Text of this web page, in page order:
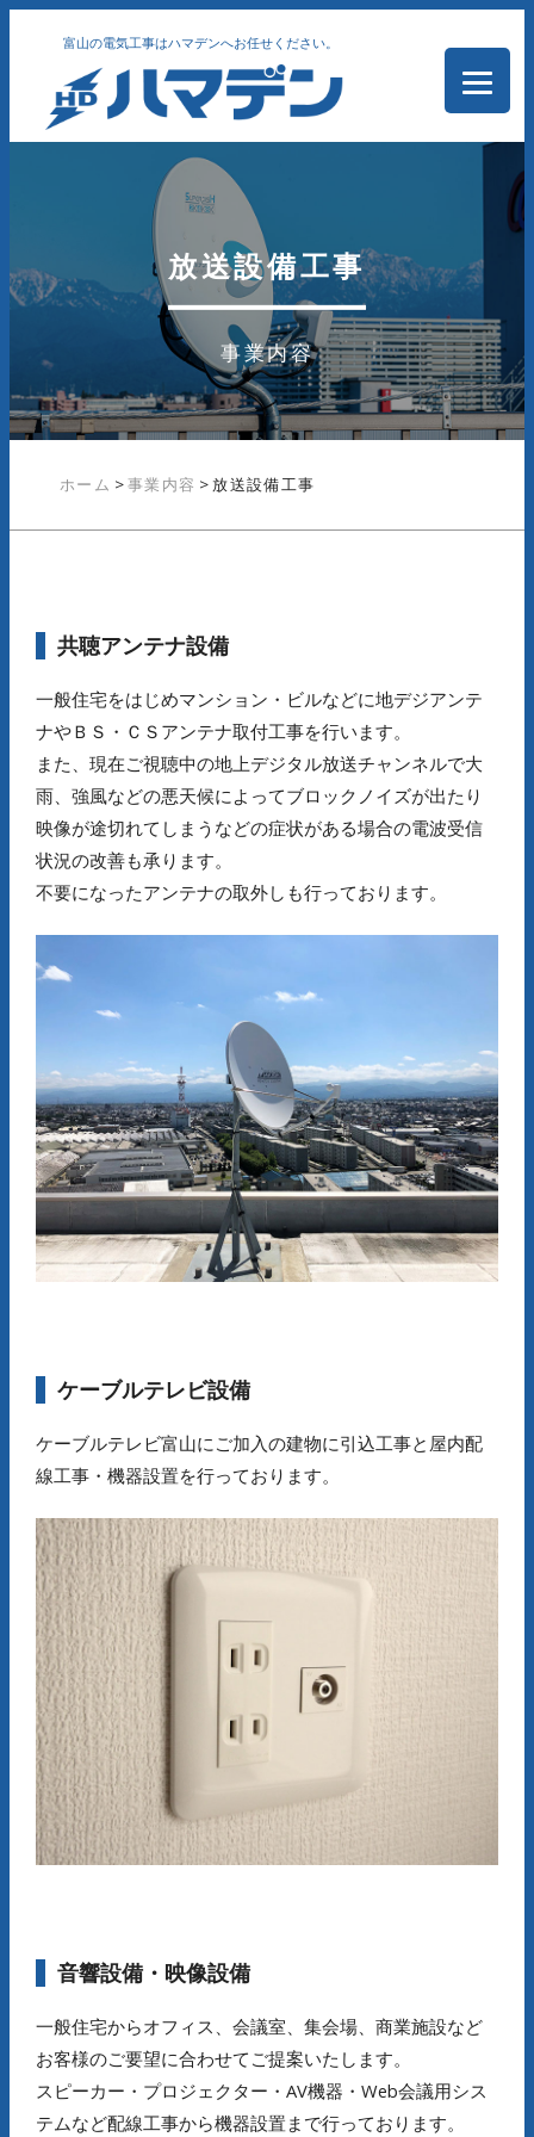
富山の電気工事はハマデンへお任せください。
放送設備工事
事業内容
ホーム >事業内容 >放送設備工事
共聴アンテナ設備
一般住宅をはじめマンション・ビルなどに地デジアンテ
ナやＢＳ・ＣＳアンテナ取付工事を行います。
また、現在ご視聴中の地上デジタル放送チャンネルで大
雨、強風などの悪天候によってブロックノイズが出たり
映像が途切れてしまうなどの症状がある場合の電波受信
状況の改善も承ります。
不要になったアンテナの取外しも行っております。
ケーブルテレビ設備
ケーブルテレビ富山にご加入の建物に引込工事と屋内配
線工事・機器設置を行っております。
音響設備・映像設備
一般住宅からオフィス、会議室、集会場、商業施設など
お客様のご要望に合わせてご提案いたします。
スピーカー・プロジェクター・AV機器・Web会議用シス
テムなど配線工事から機器設置まで行っております。